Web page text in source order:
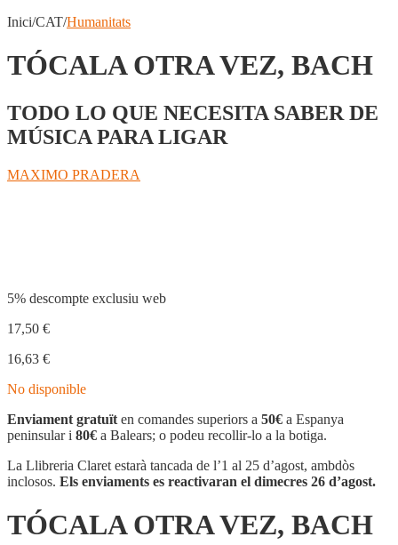
Inici/CAT/Humanitats
TÓCALA OTRA VEZ, BACH
TODO LO QUE NECESITA SABER DE
MÚSICA PARA LIGAR
MAXIMO PRADERA
5% descompte exclusiu web
17,50 €
16,63 €
No disponible
Enviament gratuït en comandes superiors a 50€ a Espanya
peninsular i 80€ a Balears; o podeu recollir-lo a la botiga.
La Llibreria Claret estarà tancada de l’1 al 25 d’agost, ambdòs
inclosos. Els enviaments es reactivaran el dimecres 26 d’agost.
TÓCALA OTRA VEZ, BACH